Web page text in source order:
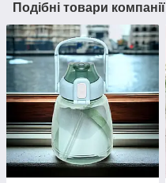
Подібні товари компанії